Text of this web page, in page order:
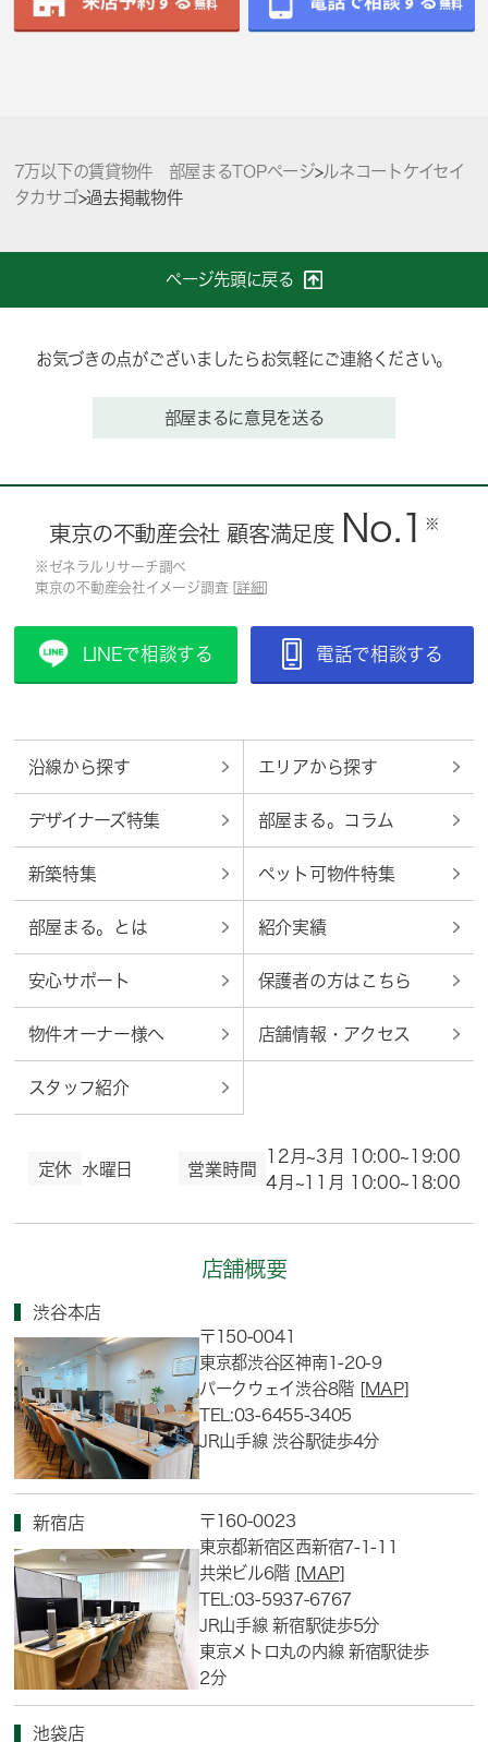
7万以下の賃貸物件 部屋まるTOPページ>ルネコートケイセイ
タカサゴ>過去掲載物件
ページ先頭に戻る
お気づきの点がございましたらお気軽にご連絡ください。
部屋まるに意見を送る
東京の不動産会社 顧客満足度 No.1 ※
※ゼネラルリサーチ調べ
東京の不動産会社イメージ調査 [ 詳細
LINEで相談する 電話で相談する
沿線から探す エリアから探す
デザイナーズ特集 部屋まる。コラム
新築特集 ペット可物件特集
部屋まる。とは 紹介実績
安心サポート 保護者の方はこちら
物件オーナー様へ 店舗情報・アクセス
スタッフ紹介
定休 水曜日 営業時間
12月~3月 10:00~19:00
4月~11月 10:00~18:00
店舗概要
渋谷本店
〒150-0041
東京都渋谷区神南1-20-9
パークウェイ渋谷8階 [MAP]
TEL:03-6455-3405
JR山手線 渋谷駅徒歩4分
新宿店
〒160-0023
東京都新宿区西新宿7-1-11
共栄ビル6階 [MAP]
TEL:03-5937-6767
JR山手線 新宿駅徒歩5分
東京メトロ丸の内線 新宿駅徒歩
2分
池袋店